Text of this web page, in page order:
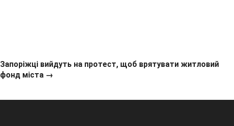
Запоріжці вийдуть на протест, щоб врятувати житловий
фонд міста →